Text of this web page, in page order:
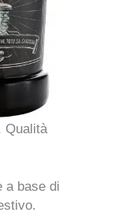
Qualità
a base di